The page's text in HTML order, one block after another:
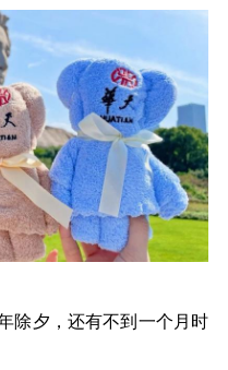
除夕，还有不到一个月时